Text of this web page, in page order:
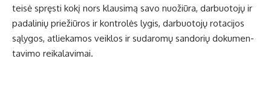
tei­sė spręs­ti ko­kį nors klau­si­mą sa­vo nuo­žiū­ra, dar­buo­to­jų ir
pa­da­li­nių prie­žiū­ros ir kon­tro­lės ly­gis, dar­buo­to­jų ro­ta­ci­jos
są­ly­gos, at­lie­ka­mos veik­los ir su­da­ro­mų san­do­rių do­ku­men­
ta­vi­mo rei­ka­la­vi­mai.